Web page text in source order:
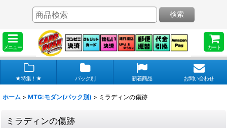
メニュー カート
検索
★特集！★ パック別 新着商品 お問い合わせ
ホーム > MTG:モダン(パック別) > ミラディンの傷跡
ミラディンの傷跡